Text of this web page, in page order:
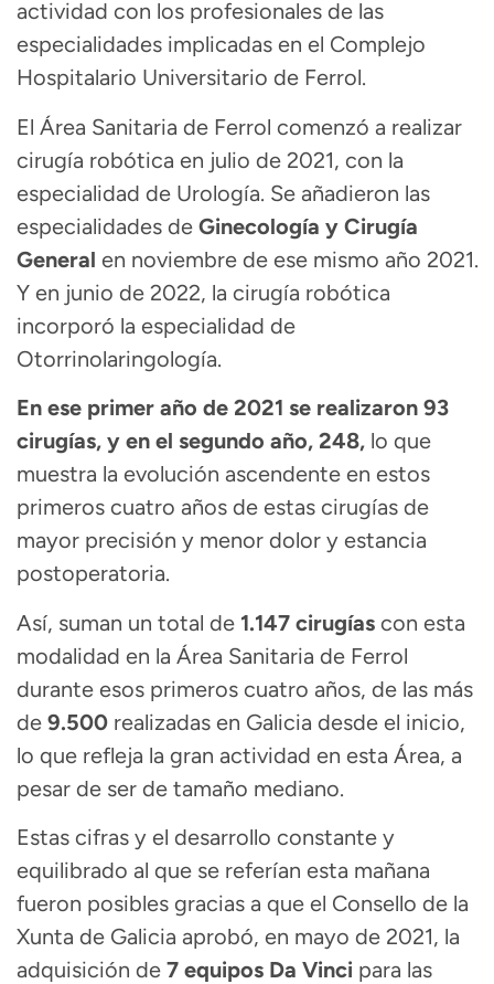
actividad con los profesionales de las
especialidades implicadas en el Complejo
Hospitalario Universitario de Ferrol.
El Área Sanitaria de Ferrol comenzó a realizar
cirugía robótica en julio de 2021, con la
especialidad de Urología. Se añadieron las
especialidades de Ginecología y Cirugía
General en noviembre de ese mismo año 2021.
Y en junio de 2022, la cirugía robótica
incorporó la especialidad de
Otorrinolaringología.
En ese primer año de 2021 se realizaron 93
cirugías, y en el segundo año, 248, lo que
muestra la evolución ascendente en estos
primeros cuatro años de estas cirugías de
mayor precisión y menor dolor y estancia
postoperatoria.
Así, suman un total de 1.147 cirugías con esta
modalidad en la Área Sanitaria de Ferrol
durante esos primeros cuatro años, de las más
de 9.500 realizadas en Galicia desde el inicio,
lo que refleja la gran actividad en esta Área, a
pesar de ser de tamaño mediano.
Estas cifras y el desarrollo constante y
equilibrado al que se referían esta mañana
fueron posibles gracias a que el Consello de la
Xunta de Galicia aprobó, en mayo de 2021, la
adquisición de 7 equipos Da Vinci para las